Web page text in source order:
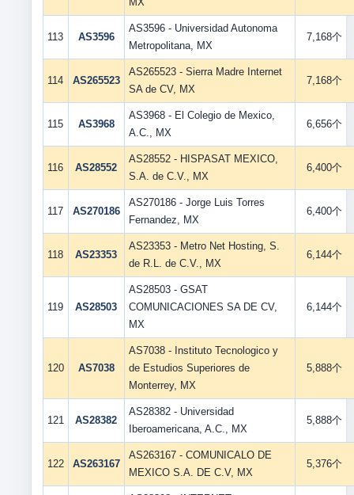
113 AS3596
AS3596 - Universidad Autonoma
Metropolitana, MX
7,168个
114 AS265523
AS265523 - Sierra Madre Internet
SA de CV, MX
7,168个
115 AS3968
AS3968 - El Colegio de Mexico,
A.C., MX
6,656个
116 AS28552
AS28552 - HISPASAT MEXICO,
S.A. de C.V., MX
6,400个
117 AS270186
AS270186 - Jorge Luis Torres
Fernandez, MX
6,400个
118 AS23353
AS23353 - Metro Net Hosting, S.
de R.L. de C.V., MX
6,144个
119 AS28503
AS28503 - GSAT
COMUNICACIONES SA DE CV,
MX
6,144个
120 AS7038
AS7038 - Instituto Tecnologico y
de Estudios Superiores de
Monterrey, MX
5,888个
121 AS28382
AS28382 - Universidad
Iberoamericana, A.C., MX
5,888个
122 AS263167
AS263167 - COMUNICALO DE
MEXICO S.A. DE C.V, MX
5,376个